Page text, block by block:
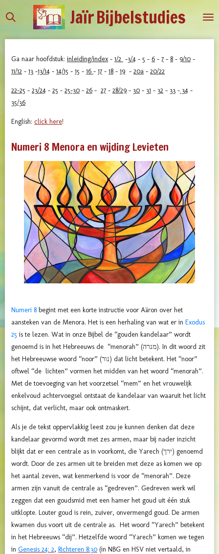
direct
hoofdinhoud
JaïrBijbelstudies
Ga naar hoofdstuk: inleiding/index - 1/2 -3/4 - 5 - 6 - 7 - 8 - 9/10 -
11/12 - 13 -13/14 - 14/15 - 15 - 16 - 17 - 18 - 19 - 20a - 20/22
22-25 - 23/24 - 25 - 25-30 - 26 - 27 - 28/29 - 30 - 31 - 32 - 33 - 34 -
35/36
English: click here!
Numeri 8 Menora en wijding Levieten
Numeri 8 begint met een korte instructie voor Aäron over het
aansteken van de Menora. Het is een herhaling van wat er in Exodus
25 is te lezen. Wat in onze Bijbel de “gouden kandelaar” wordt
genoemd is in het Hebreeuws de “menorah” (מנרה). In dit woord zit
het Hebreeuwse woord “noor” (נור) dat licht betekent. Het “noor”
oftwel “de lichten” vormen het midden van het woord “menorah”.
Met de toevoeging van het voorzetsel “mem” en het vrouwelijk
enkelvoud achtervoegsel ontstaat de kandelaar van waaruit het licht
schijnt, dat verlicht, maar ook ontmaskert.
Als je de tekst oppervlakkig leest zou je kunnen denken dat deze
kandelaar gevormd wordt met zes armen, maar bij nader inzicht
blijkt dat er een centrale as in voorkomt, die Yarech (ירך) genoemd
wordt. Door de zes armen uit te breiden met deze as komen we op
het aantal zeven, wat kenmerkend is voor de “menorah”. Deze
armen zijn vanuit de centrale as “gedreven”. Gedreven werk wil
zeggen dat een goudsmid met een hamer het goud uit één stuk
uitklopte. Louter goud is rein, zuiver, onvermengd goud. De armen
kwamen dus voort uit de centrale as. Het woord “Yarech” betekent
in het Hebreeuws “dij”. Hetzelfde woord “Yarech” komen we tegen
in Genesis 24: 2, Richteren 8:30 (in NBG en HSV niet vertaald, in